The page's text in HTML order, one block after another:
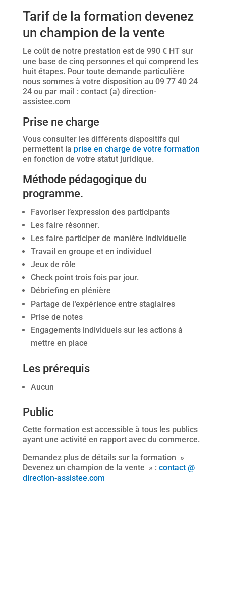
Tarif de la formation devenez
un champion de la vente
Le coût de notre prestation est de 990 € HT sur
une base de cinq personnes et qui comprend les
huit étapes. Pour toute demande particulière
nous sommes à votre disposition au 09 77 40 24
24 ou par mail : contact (a) direction-
assistee.com
Prise ne charge
Vous consulter les différents dispositifs qui
permettent la prise en charge de votre formation
en fonction de votre statut juridique.
Méthode pédagogique du
programme.
Favoriser l’expression des participants
Les faire résonner.
Les faire participer de manière individuelle
Travail en groupe et en individuel
Jeux de rôle
Check point trois fois par jour.
Débriefing en plénière
Partage de l’expérience entre stagiaires
Prise de notes
Engagements individuels sur les actions à
mettre en place
Les prérequis
Aucun
Public
Cette formation est accessible à tous les publics
ayant une activité en rapport avec du commerce.
Demandez plus de détails sur la formation »
Devenez un champion de la vente » : contact @
direction-assistee.com